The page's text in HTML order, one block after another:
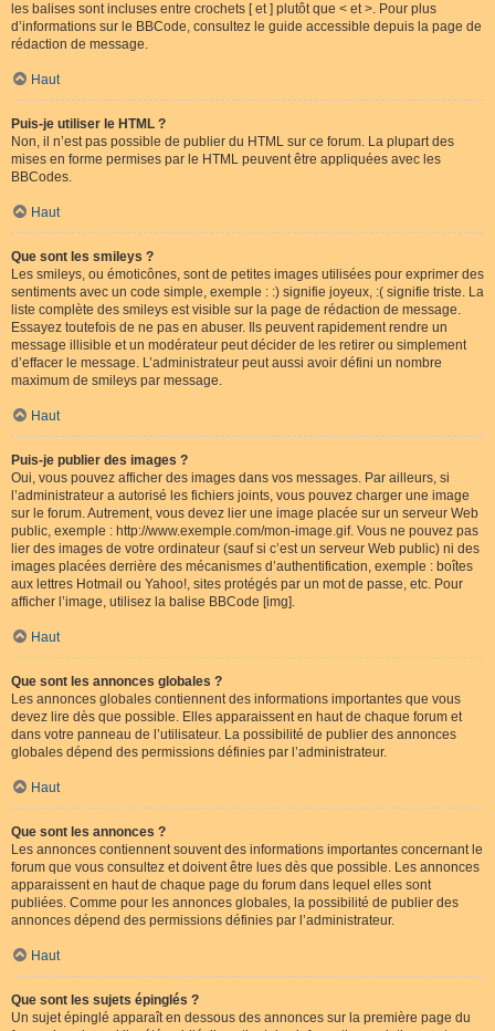
les balises sont incluses entre crochets [ et ] plutôt que < et >. Pour plus
d’informations sur le BBCode, consultez le guide accessible depuis la page de
rédaction de message.
Haut
Puis-je utiliser le HTML ?
Non, il n’est pas possible de publier du HTML sur ce forum. La plupart des
mises en forme permises par le HTML peuvent être appliquées avec les
BBCodes.
Haut
Que sont les smileys ?
Les smileys, ou émoticônes, sont de petites images utilisées pour exprimer des
sentiments avec un code simple, exemple : :) signifie joyeux, :( signifie triste. La
liste complète des smileys est visible sur la page de rédaction de message.
Essayez toutefois de ne pas en abuser. Ils peuvent rapidement rendre un
message illisible et un modérateur peut décider de les retirer ou simplement
d’effacer le message. L’administrateur peut aussi avoir défini un nombre
maximum de smileys par message.
Haut
Puis-je publier des images ?
Oui, vous pouvez afficher des images dans vos messages. Par ailleurs, si
l’administrateur a autorisé les fichiers joints, vous pouvez charger une image
sur le forum. Autrement, vous devez lier une image placée sur un serveur Web
public, exemple : http://www.exemple.com/mon-image.gif. Vous ne pouvez pas
lier des images de votre ordinateur (sauf si c’est un serveur Web public) ni des
images placées derrière des mécanismes d’authentification, exemple : boîtes
aux lettres Hotmail ou Yahoo!, sites protégés par un mot de passe, etc. Pour
afficher l’image, utilisez la balise BBCode [img].
Haut
Que sont les annonces globales ?
Les annonces globales contiennent des informations importantes que vous
devez lire dès que possible. Elles apparaissent en haut de chaque forum et
dans votre panneau de l’utilisateur. La possibilité de publier des annonces
globales dépend des permissions définies par l’administrateur.
Haut
Que sont les annonces ?
Les annonces contiennent souvent des informations importantes concernant le
forum que vous consultez et doivent être lues dès que possible. Les annonces
apparaissent en haut de chaque page du forum dans lequel elles sont
publiées. Comme pour les annonces globales, la possibilité de publier des
annonces dépend des permissions définies par l’administrateur.
Haut
Que sont les sujets épinglés ?
Un sujet épinglé apparaît en dessous des annonces sur la première page du